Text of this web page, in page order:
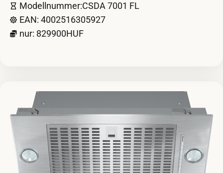
Modellnummer:CSDA 7001 FL
EAN: 4002516305927
nur: 829900HUF